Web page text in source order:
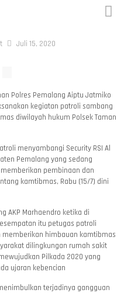
Juli 15, 2020
Polres Pemalang Aiptu Jatmiko
kegiatan patroli sambang
diwilayah hukum Polsek Taman
menyambangi Security RSI Al
Pemalang yang sedang
pembinaan dan
kamtibmas, Rabu (15/7) dini
AKP Marhaendro ketika di
itu petugas patroli
himbauan kamtibmas
dilingkungan rumah sakit
Pilkada 2020 yang
ujaran kebencian
terjadinya gangguan